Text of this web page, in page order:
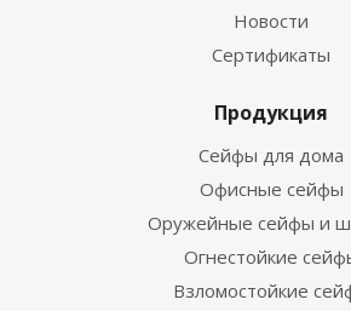
Новости
Сертификаты
Продукция
Сейфы для дома
Офисные сейфы
Оружейные сейфы и
Огнестойкие
Взломостойкие